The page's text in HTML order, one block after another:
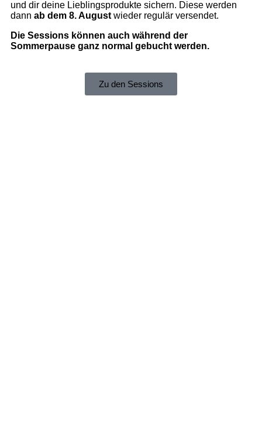
und dir deine Lieblingsprodukte sichern. Diese werden
dann ab dem 8. August wieder regulär versendet.
Die Sessions können auch während der
Sommerpause ganz normal gebucht werden.
Zu den Sessions